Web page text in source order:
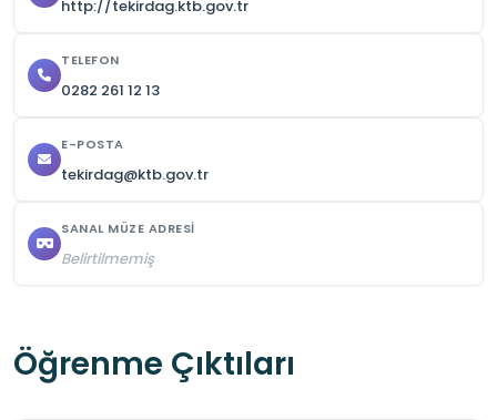
http://tekirdag.ktb.gov.tr
TELEFON
0282 261 12 13
E-POSTA
tekirdag@ktb.gov.tr
SANAL MÜZE ADRESI
Belirtilmemiş
Öğrenme Çıktıları